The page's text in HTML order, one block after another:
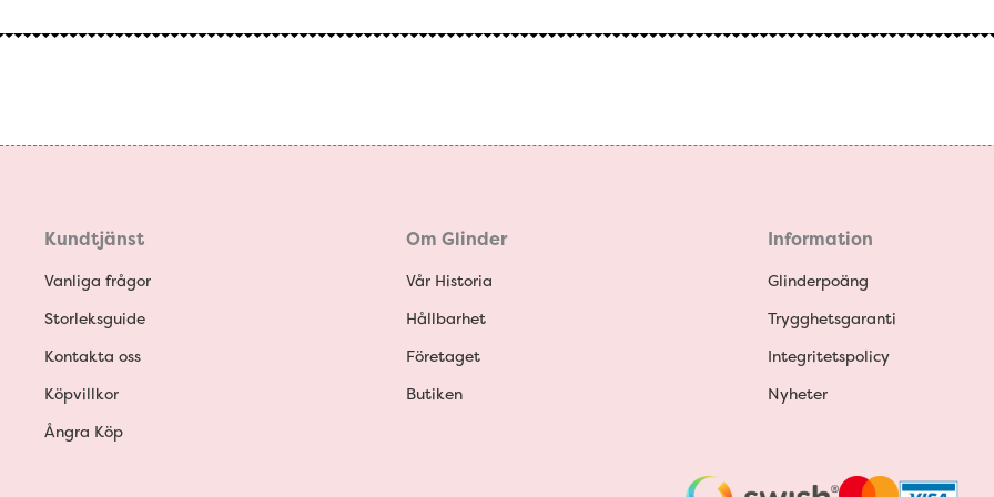
Kundtjänst
Vanliga frågor
Storleksguide
Kontakta oss
Köpvillkor
Ångra Köp
Om Glinder
Vår Historia
Hållbarhet
Företaget
Butiken
Information
Glinderpoäng
Trygghetsgaranti
Integritetspolicy
Nyheter